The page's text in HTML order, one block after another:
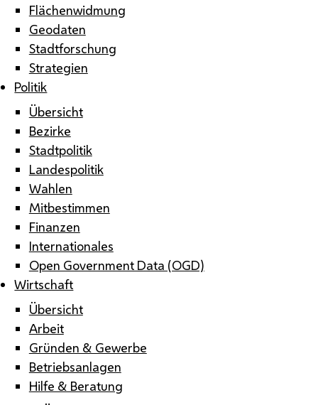
Flächenwidmung
Geodaten
Stadtforschung
Strategien
Politik
Übersicht
Bezirke
Stadtpolitik
Landespolitik
Wahlen
Mitbestimmen
Finanzen
Internationales
Open Government Data (OGD)
Wirtschaft
Übersicht
Arbeit
Gründen & Gewerbe
Betriebsanlagen
Hilfe & Beratung